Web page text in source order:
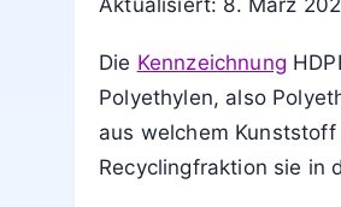
Die Kennzeichnung
Polyethylen, also
aus welchem
Recyclingfraktion sie in